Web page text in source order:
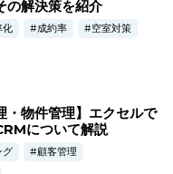
の解決策を紹介
化 成約率
空室対策
・物件管理】エクセルで
について解説
グ
顧客管理